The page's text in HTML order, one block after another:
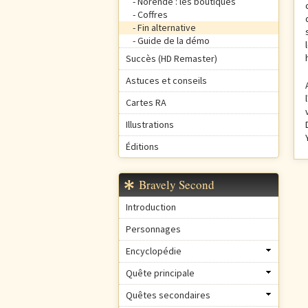
Coffres
Fin alternative
Guide de la démo
Succès (HD Remaster)
Astuces et conseils
Cartes RA
Illustrations
Éditions
Bravely Second
Introduction
Personnages
Encyclopédie
Quête principale
Quêtes secondaires